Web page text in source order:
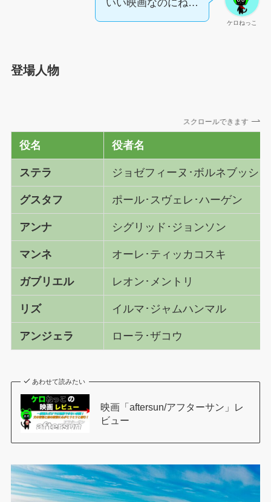
ケロねっこ
いい映画なのにね…
登場人物
スクロールできます
役名 役者名
ステラ ジョゼフィーヌ･ボルネブッシュ
グスタフ ポール･スヴェレ･ハーゲン
アンナ シグリッド･ジョンソン
マンネ オーレ･ティッカコスキ
ガブリエル レオン･メントリ
リズ イルマ･ジャムハンマル
アンジェラ ローラ･ザコウ
あわせて読みたい
映画「aftersun/アフターサン」レ
ビュー